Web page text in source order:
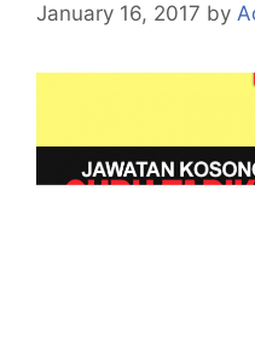
January 16, 2017 by